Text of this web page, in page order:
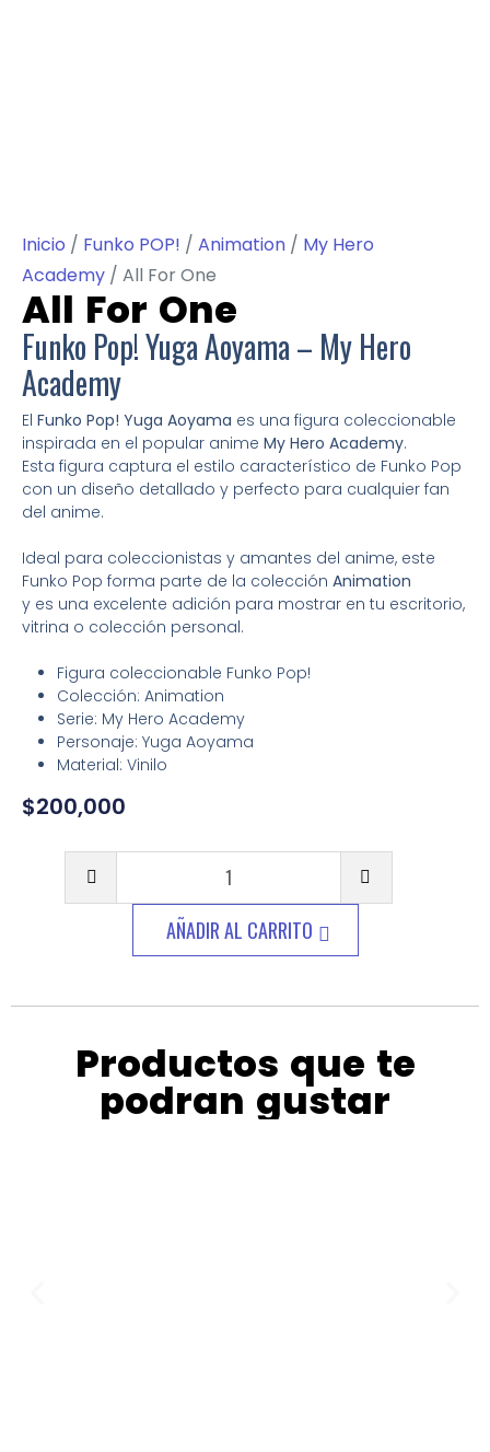
Inicio / Funko POP! / Animation / My Hero
Academy / All For One
All For One
Funko Pop! Yuga Aoyama – My Hero
Academy
El Funko Pop! Yuga Aoyama es una figura coleccionable
inspirada en el popular anime My Hero Academy.
Esta figura captura el estilo característico de Funko Pop
con un diseño detallado y perfecto para cualquier fan
del anime.
Ideal para coleccionistas y amantes del anime, este
Funko Pop forma parte de la colección Animation
y es una excelente adición para mostrar en tu escritorio,
vitrina o colección personal.
Figura coleccionable Funko Pop!
Colección: Animation
Serie: My Hero Academy
Personaje: Yuga Aoyama
Material: Vinilo
$200,000
AÑADIR AL CARRITO
Productos que te
podran gustar